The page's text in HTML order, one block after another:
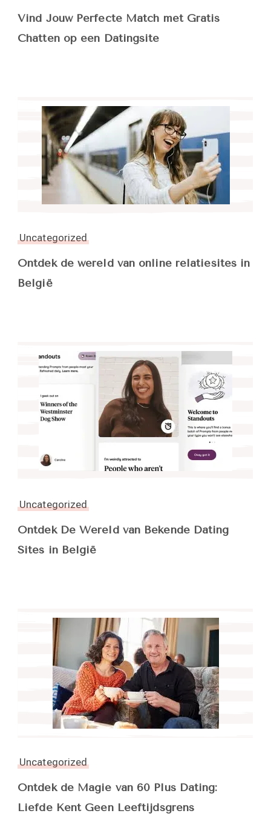
Vind Jouw Perfecte Match met Gratis
Chatten op een Datingsite
Uncategorized
Ontdek de wereld van online relatiesites in
België
Uncategorized
Ontdek De Wereld van Bekende Dating
Sites in België
Uncategorized
Ontdek de Magie van 60 Plus Dating:
Liefde Kent Geen Leeftijdsgrens